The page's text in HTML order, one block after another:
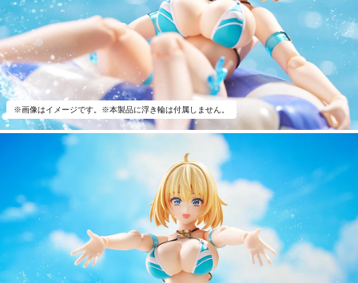
※画像はイメージです。※本製品に浮き輪は付属しません。